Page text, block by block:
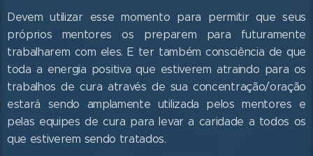
Devem utilizar esse momento para permitir que seus
próprios mentores os preparem para futuramente
trabalharem com eles. E ter também consciência de que
toda a energia positiva que estiverem atraindo para os
trabalhos de cura através de sua concentração/oração
estará sendo amplamente utilizada pelos mentores e
pelas equipes de cura para levar a caridade a todos os
que estiverem sendo tratados.